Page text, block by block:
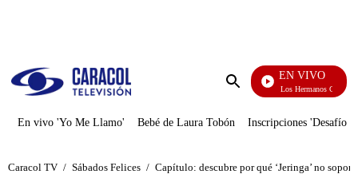
Enviar
EN VIVO
Cuentos De Los Hermanos Grimm
En vivo 'Yo Me Llamo' Bebé de Laura Tobón Inscripciones 'Desafío'
Caracol TV / Sábados Felices / Capítulo: descubre por qué ‘Jeringa’ no